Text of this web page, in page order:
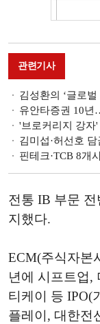
관련기사
김성환의 ‘글로벌 한투’
유안타증권 10년…뤄즈펑,
'브로커리지 강자' 키움증권…
김미섭·허선호 담금질에 미
핀테크·TCB 8개사 CEO “AI
전통 IB 부문
지했다.
ECM(주식자본
년에 시프트업,
티케이 등 IPO(
플레이, 대한전